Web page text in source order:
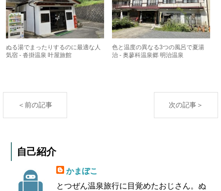
ぬる湯でまったりするのに最適な人
気宿 - 沓掛温泉 叶屋旅館
色と温度の異なる3つの風呂で夏湯
治 - 奥蓼科温泉郷 明治温泉
＜前の記事 次の記事＞
自己紹介
かまぼこ
とつぜん温泉旅行に目覚めたおじさん。ぬ